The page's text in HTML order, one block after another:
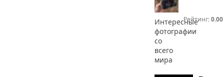
Интересные
фотографии
со
всего
мира
Рейтинг:0.00